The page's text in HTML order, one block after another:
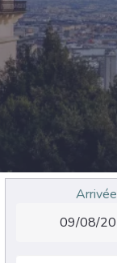
Arrivée